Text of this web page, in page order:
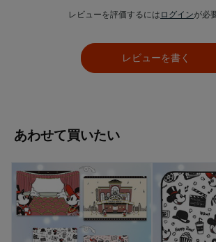
レビューを評価するには ログインが必
レビューを書く
あわせて買いたい